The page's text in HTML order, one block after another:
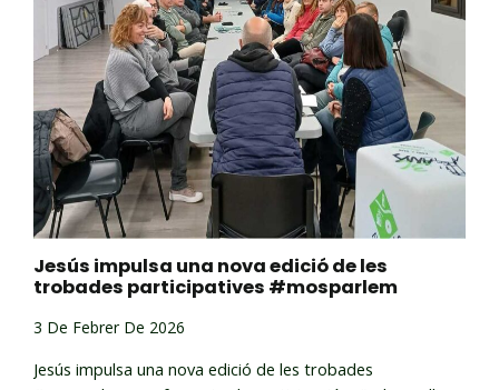
Jesús impulsa una nova edició de les
trobades participatives #mosparlem
3 De Febrer De 2026
Jesús impulsa una nova edició de les trobades